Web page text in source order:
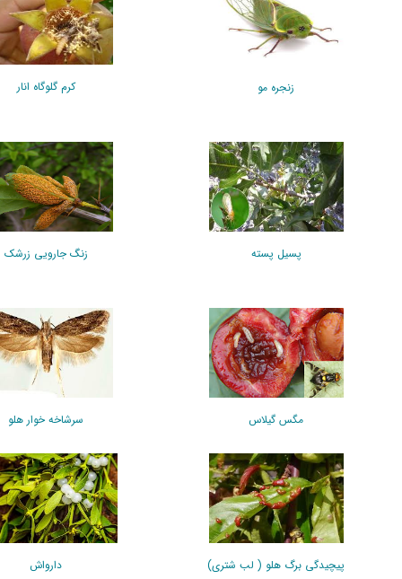
زنجره مو کرم گلوگاه انار
پسیل پسته زنگ جارویی زرشک
مگس گیلاس سرشاخه خوار هلو
پیچیدگی برگ هلو ( لب شتری) دارواش